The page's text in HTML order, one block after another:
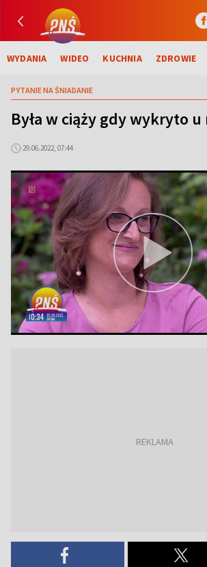
WYDANIA WIDEO KUCHNIA ZDROWIE
PYTANIE NA ŚNIADANIE
Była w ciąży gdy wykryto
29.06.2022, 07:44